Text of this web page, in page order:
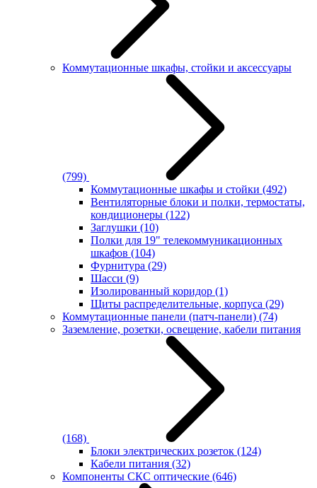
Коммутационные шкафы, стойки и аксессуары
(799)
Коммутационные шкафы и стойки (492)
Вентиляторные блоки и полки, термостаты,
кондиционеры (122)
Заглушки (10)
Полки для 19" телекоммуникационных
шкафов (104)
Фурнитура (29)
Шасси (9)
Изолированный коридор (1)
Щиты распределительные, корпуса (29)
Коммутационные панели (патч-панели) (74)
Заземление, розетки, освещение, кабели питания
(168)
Блоки электрических розеток (124)
Кабели питания (32)
Компоненты СКС оптические (646)